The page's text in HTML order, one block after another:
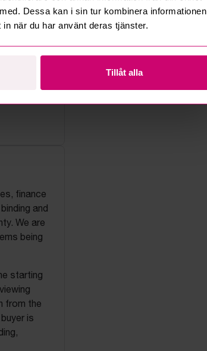
Dessa kan i sin tur kombinera informationen
när du har använt deras tjänster.
Tillåt alla
finance
and
We are
being
starting
from the
is